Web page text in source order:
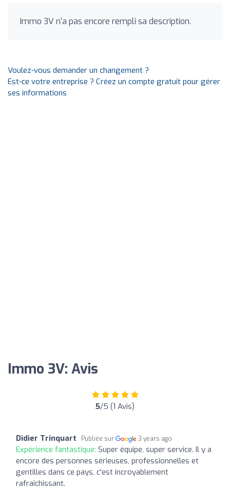
Immo 3V n'a pas encore rempli sa description.
Voulez-vous demander un changement ?
Est-ce votre entreprise ? Créez un compte gratuit pour gérer
ses informations
Immo 3V: Avis
5/5 (1 Avis)
Didier Trinquart Publiée sur 3 years ago
Expérience fantastique: Super équipe, super service. Il y a
encore des personnes sérieuses, professionnelles et
gentilles dans ce pays, c'est incroyablement
rafraîchissant.